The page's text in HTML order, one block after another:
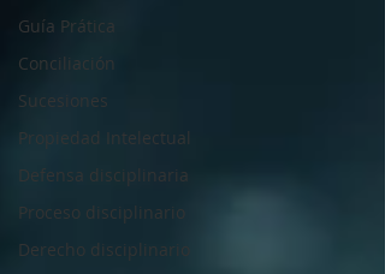
Guía Prática
Conciliación
Sucesiones
Propiedad Intelectual
Defensa disciplinaria
Proceso disciplinario
Derecho disciplinario